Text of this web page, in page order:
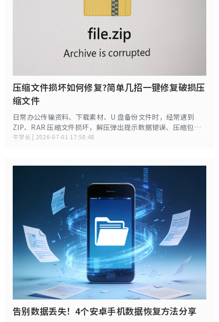
压缩文件损坏如何修复?简单几招一键修复破损压
缩文件
日常办公传输资料、下载素材、U 盘备份文件时，经常遇到
ZIP、RAR 压缩文件损坏，解压弹出提示数据错误、压缩包已
损坏、无法读取、解压失败。很多人只能重新下载，若原文件
牛学长 | 2026-07-01 17:58:48
告别数据丢失！4个安卓手机数据恢复方法分享